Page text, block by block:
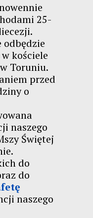
25-
odbędzie
kościele
Toruniu.
przed
o
naszego
Świętej
do
do
naszego